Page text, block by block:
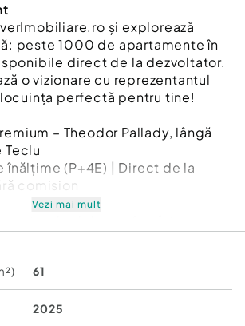
și explorează
peste 1000 de apartamente în
direct de la dezvoltator.
o vizionare cu reprezentantul
perfectă pentru tine!
– Theodor Pallady, lângă
înălțime (P+4E) | Direct de la
comision
Teclu!
la alegere
luminozitate naturală
Vezi mai mult
61
2025